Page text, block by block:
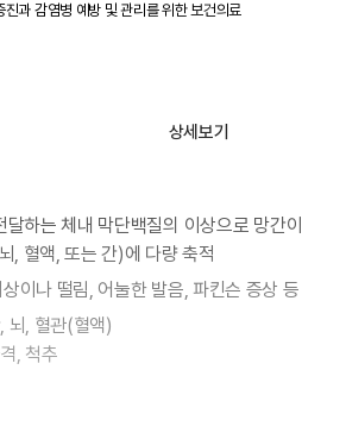
과 감염병 예방 및 관리를 위한 보건의료
상세보기
달하는 체내 막단백질의 이상으로 망간이
, 혈액, 또는 간)에 다량 축적
이나 떨림, 어눌한 발음, 파킨슨 증상 등
뇌, 혈관(혈액)
, 척추